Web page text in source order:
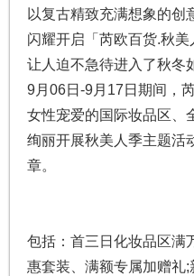
以复古精致充满想象的创
闪耀开启「芮欧百货.秋美
让人迫不急待进入了秋冬
9月06日-9月17日期间，
女性宠爱的国际妆品区、
绚丽开展秋美人季主题活
章。
包括：首三日化妆品区满
惠套装、满额专属加赠礼